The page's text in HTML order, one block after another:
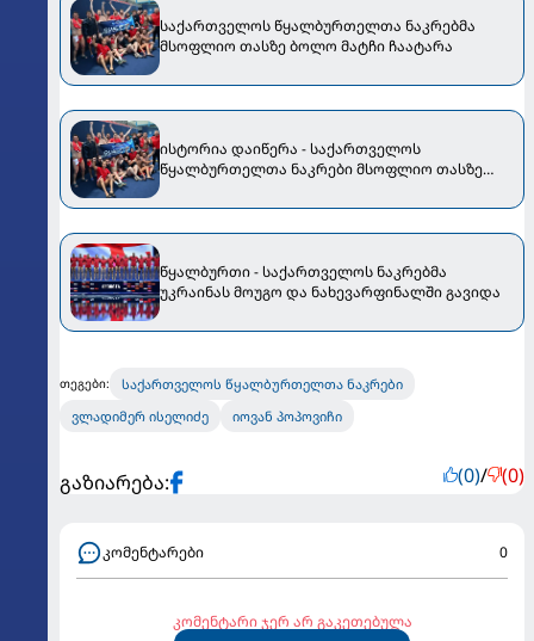
საქართველოს წყალბურთელთა ნაკრებმა
მსოფლიო თასზე ბოლო მატჩი ჩაატარა
ისტორია დაიწერა - საქართველოს
წყალბურთელთა ნაკრები მსოფლიო თასზე
წყალბურთი - საქართველოს ნაკრებმა
უკრაინას მოუგო და ნახევარფინალში გავიდა
თეგები:
საქართველოს წყალბურთელთა ნაკრები
ვლადიმერ ისელიძე
იოვან პოპოვიჩი
გაზიარება: (0)/ (0)
კომენტარები 0
კომენტარი ჯერ არ გაკეთებულა